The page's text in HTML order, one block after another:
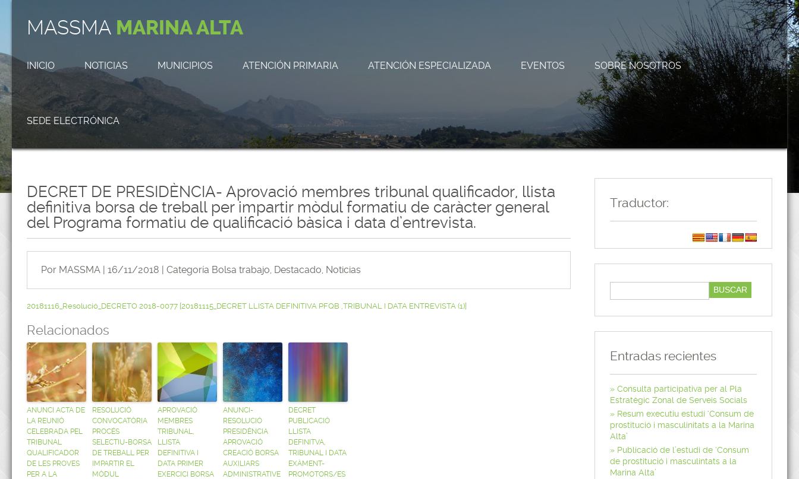
MASSMA MARINA ALTA
INICIO NOTICIAS MUNICIPIOS ATENCIÓN PRIMARIA ATENCIÓN ESPECIALIZADA EVENTOS SOBRE NOSOTROS
SEDE ELECTRÓNICA
DECRET DE PRESIDÈNCIA- Aprovació membres tribunal qualificador, llista
definitiva borsa de treball per impartir mòdul formatiu de caràcter general
del Programa formatiu de qualificació bàsica i data d’entrevista.
Por MASSMA | 16/11/2018 | Categoría Bolsa trabajo, Destacado, Noticias
20181116_Resolució_DECRETO 2018-0077 [20181115_DECRET LLISTA DEFINITIVA PFQB ,TRIBUNAL I DATA ENTREVISTA (1)]
Relacionados
ANUNCI ACTA DE
LA REUNIÓ
CELEBRADA PEL
TRIBUNAL
QUALIFICADOR
DE LES PROVES
PER A LA
RESOLUCIÓ
CONVOCATÒRIA
PROCÉS
SELECTIU-BORSA
DE TREBALL PER
IMPARTIR EL
MÒDUL
APROVACIÓ
MEMBRES
TRIBUNAL,
LLISTA
DEFINITIVA I
DATA PRIMER
EXERCICI BORSA
ANUNCI-
RESOLUCIÓ
PRESIDÈNCIA
APROVACIÓ
CREACIÓ BORSA
AUXILIARS
ADMINISTRATIVE
DECRET
PUBLICACIÓ
LLISTA
DEFINITVA,
TRIBUNAL I DATA
EXÀMENT-
PROMOTORS/ES
Traductor:
Entradas recientes
Consulta participativa per al Pla
Estratègic Zonal de Serveis Socials
Resum executiu estudi ‘Consum de
prostitució i masculinitats a la Marina
Alta’
Publicació de l’estudi de ‘Consum
de prostitució i masculintats a la
Marina Alta’